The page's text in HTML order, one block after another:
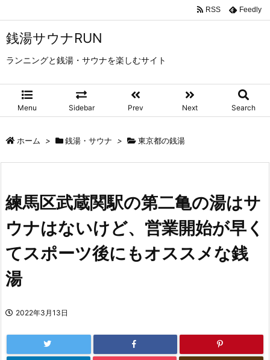
銭湯サウナRUN
ランニングと銭湯・サウナを楽しむサイト
Menu Sidebar Prev Next Search
RSS Feedly
ホーム > 銭湯・サウナ > 東京都の銭湯
練馬区武蔵関駅の第二亀の湯はサ
ウナはないけど、営業開始が早く
てスポーツ後にもオススメな銭
湯
2022年3月13日